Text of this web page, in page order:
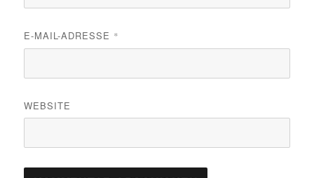
E-MAIL-ADRESSE *
WEBSITE